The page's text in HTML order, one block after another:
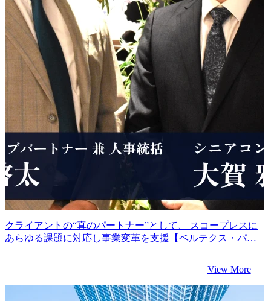
クライアントの“真のパートナー”として、 スコープレスに
あらゆる課題に対応し事業変革を支援【ベルテクス・パー
View More